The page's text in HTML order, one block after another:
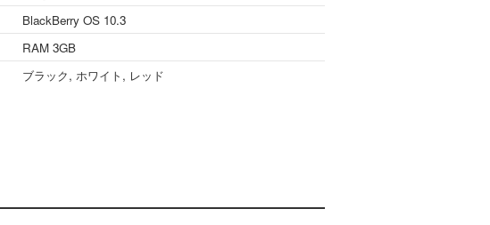
BlackBerry OS 10.3
RAM 3GB
ブラック, ホワイト, レッド